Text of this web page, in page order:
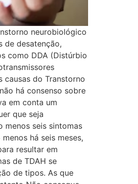
neurobiológico
de desatenção,
como DDA (Distúrbio
causas do Transtorno
há consenso sobre
em conta um
que seja
menos seis sintomas
há seis meses,
resultar em
de TDAH se
de tipos. As que